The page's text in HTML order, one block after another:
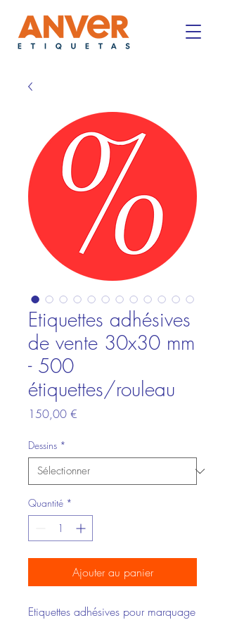
Etiquettes adhésives
de vente 30x30 mm
- 500
étiquettes/rouleau
150,00 €
Dessins *
Quantité *
Ajouter au panier
Etiquettes adhésives pour marquage